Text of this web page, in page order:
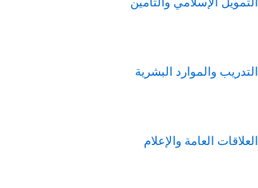
التدريب والموارد البشرية
العلاقات العامة والإعلام